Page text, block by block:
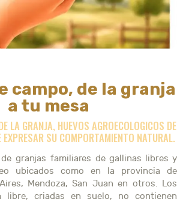
campo, de la granja
a tu mesa
LA GRANJA, HUEVOS AGROECOLOGICOS DE
SU COMPORTAMIENTO NATURAL.
granjas familiares de gallinas libres y
ubicados como en la provincia de
Mendoza, San Juan en otros. Los
libre, criadas en suelo, no contienen